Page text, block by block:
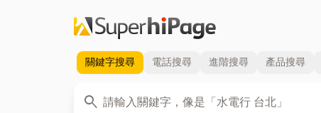
關鍵字搜尋 電話搜尋 進階搜尋 產品搜尋
search
關鍵字